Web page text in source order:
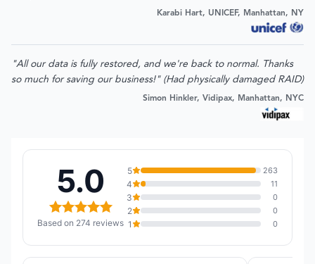
Karabi Hart, UNICEF, Manhattan, NY
"All our data is fully restored, and we're back to normal. Thanks
so much for saving our business!" (Had physically damaged RAID)
Simon Hinkler, Vidipax, Manhattan, NYC
5.0
Based on 274 reviews
5 263
4 11
3 0
2 0
1 0